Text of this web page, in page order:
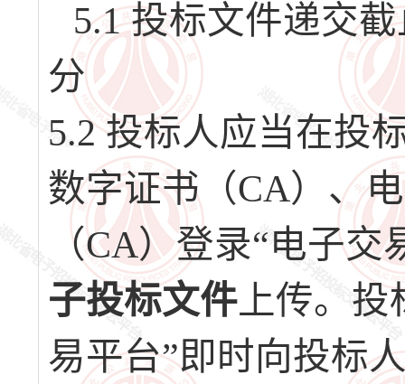
5.1 投标文件递交
分
5.2 投标人应当在投
数字证书（CA）、
（CA）登录“电子
子投标文件 上传。
易平台”即时向投标